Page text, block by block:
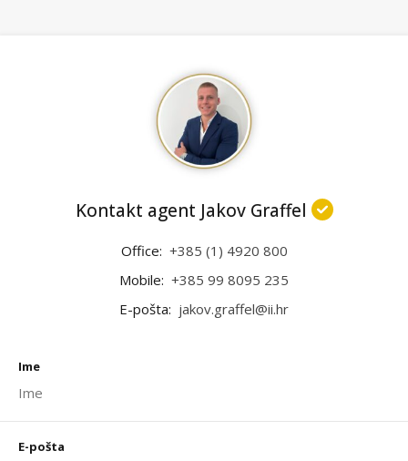
Kontakt agent Jakov Graffel
Office: +385 (1) 4920 800
Mobile: +385 99 8095 235
E-pošta: jakov.graffel@ii.hr
Ime
E-pošta